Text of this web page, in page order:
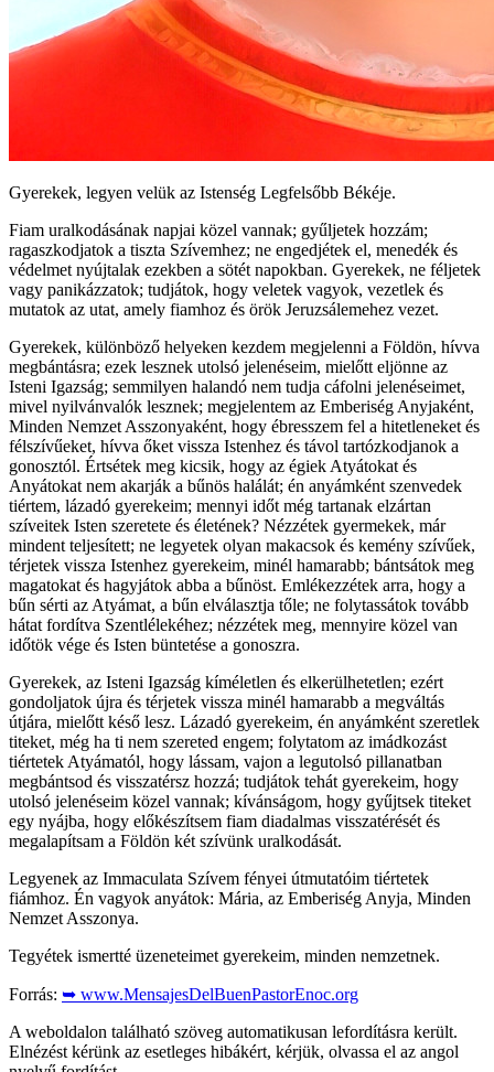
Gyerekek, legyen velük az Istenség Legfelsőbb Békéje.
Fiam uralkodásának napjai közel vannak; gyűljetek hozzám;
ragaszkodjatok a tiszta Szívemhez; ne engedjétek el, menedék és
védelmet nyújtalak ezekben a sötét napokban. Gyerekek, ne féljetek
vagy panikázzatok; tudjátok, hogy veletek vagyok, vezetlek és
mutatok az utat, amely fiamhoz és örök Jeruzsálemehez vezet.
Gyerekek, különböző helyeken kezdem megjelenni a Földön, hívva
megbántásra; ezek lesznek utolsó jelenéseim, mielőtt eljönne az
Isteni Igazság; semmilyen halandó nem tudja cáfolni jelenéseimet,
mivel nyilvánvalók lesznek; megjelentem az Emberiség Anyjaként,
Minden Nemzet Asszonyaként, hogy ébresszem fel a hitetleneket és
félszívűeket, hívva őket vissza Istenhez és távol tartózkodjanok a
gonosztól. Értsétek meg kicsik, hogy az égiek Atyátokat és
Anyátokat nem akarják a bűnös halálát; én anyámként szenvedek
tiértem, lázadó gyerekeim; mennyi időt még tartanak elzártan
szíveitek Isten szeretete és életének? Nézzétek gyermekek, már
mindent teljesített; ne legyetek olyan makacsok és kemény szívűek,
térjetek vissza Istenhez gyerekeim, minél hamarabb; bántsátok meg
magatokat és hagyjátok abba a bűnöst. Emlékezzétek arra, hogy a
bűn sérti az Atyámat, a bűn elválasztja tőle; ne folytassátok tovább
hátat fordítva Szentlélekéhez; nézzétek meg, mennyire közel van
időtök vége és Isten büntetése a gonoszra.
Gyerekek, az Isteni Igazság kíméletlen és elkerülhetetlen; ezért
gondoljatok újra és térjetek vissza minél hamarabb a megváltás
útjára, mielőtt késő lesz. Lázadó gyerekeim, én anyámként szeretlek
titeket, még ha ti nem szereted engem; folytatom az imádkozást
tiértetek Atyámatól, hogy lássam, vajon a legutolsó pillanatban
megbántsod és visszatérsz hozzá; tudjátok tehát gyerekeim, hogy
utolsó jelenéseim közel vannak; kívánságom, hogy gyűjtsek titeket
egy nyájba, hogy előkészítsem fiam diadalmas visszatérését és
megalapítsam a Földön két szívünk uralkodását.
Legyenek az Immaculata Szívem fényei útmutatóim tiértetek
fiámhoz. Én vagyok anyátok: Mária, az Emberiség Anyja, Minden
Nemzet Asszonya.
Tegyétek ismertté üzeneteimet gyerekeim, minden nemzetnek.
Forrás: ➥ www.MensajesDelBuenPastorEnoc.org
A weboldalon található szöveg automatikusan lefordításra került.
Elnézést kérünk az esetleges hibákért, kérjük, olvassa el az angol